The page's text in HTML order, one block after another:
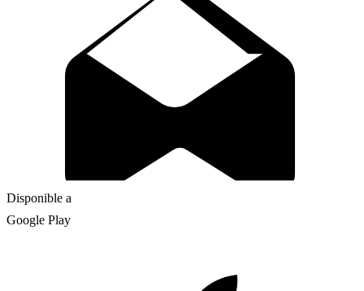
Disponible a
Google Play